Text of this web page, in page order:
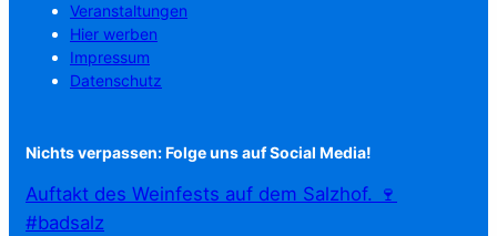
Veranstaltungen
Hier werben
Impressum
Datenschutz
Nichts verpassen: Folge uns auf Social Media!
Auftakt des Weinfests auf dem Salzhof. 🍷
#badsalz